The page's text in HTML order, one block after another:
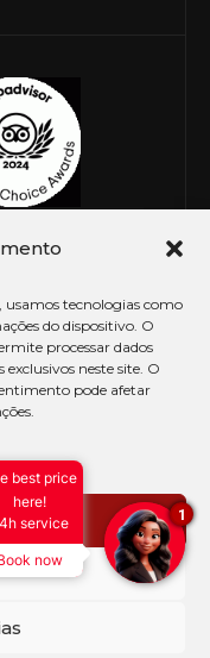
tecnologias como
do dispositivo. O
processar dados
neste site. O
pode afetar
os direitos
best price
here!
service
now
1